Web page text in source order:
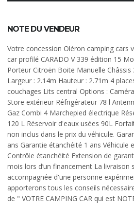
NOTE DU VENDEUR
Votre concession Oléron camping cars
car profilé CARADO V 339 édition 15
Porteur Citroën Boite Manuelle Châssis
Largeur : 2.14m Hauteur : 2.71m 4
couchages Lits central Options :
Store extérieur Réfrigérateur 78 l
Gaz Combi 4 Marchepied électrique
120 L Réservoir d'eaux usées 90L
non inclus dans le prix du véhicule.
ans Garantie étanchéité 1 ans Véhicule
Contrôle étanchéité Extension de
mois lors d’un financement La livraison
accompagnée d'une personne
apporterons tous les conseils
de " VOTRE CAMPING CAR qui est